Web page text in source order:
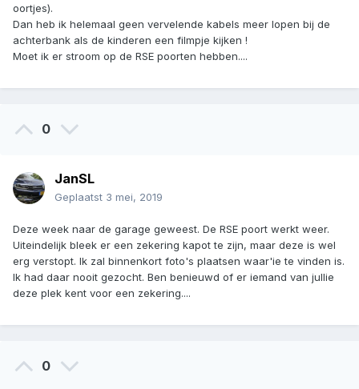
oortjes).
Dan heb ik helemaal geen vervelende kabels meer lopen bij de
achterbank als de kinderen een filmpje kijken !
Moet ik er stroom op de RSE poorten hebben....
0
JanSL
Geplaatst 3 mei, 2019
Deze week naar de garage geweest. De RSE poort werkt weer.
Uiteindelijk bleek er een zekering kapot te zijn, maar deze is wel
erg verstopt. Ik zal binnenkort foto's plaatsen waar'ie te vinden is.
Ik had daar nooit gezocht. Ben benieuwd of er iemand van jullie
deze plek kent voor een zekering....
0